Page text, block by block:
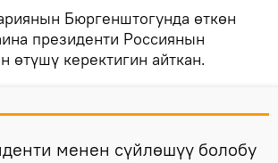
Бюргенштогунда өткөн
президенти Россиянын
керектигин айткан.
менен сүйлөшүү болобу